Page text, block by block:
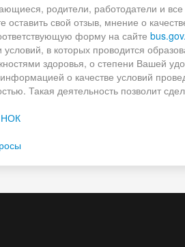
родители, работодатели и все
оставить свой отзыв, мнение о
форму на сайте
в которых проводится
здоровья, о степени Вашей
о качестве условий
Такая деятельность позволит
НОК